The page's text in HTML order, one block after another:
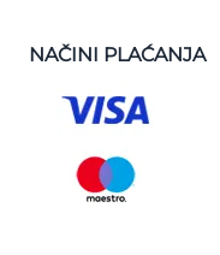
NAČINI PLAĆANJA